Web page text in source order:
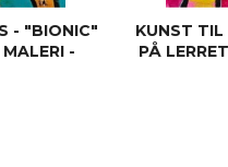
- "BIONIC"
-
KUNST
PÅ